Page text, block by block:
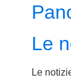
Le
Le